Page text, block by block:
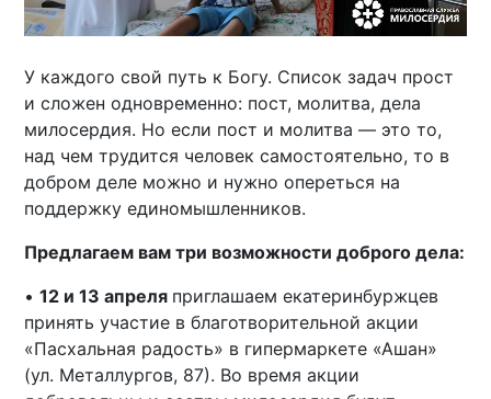
У каждого свой путь к Богу. Список задач прост
и сложен одновременно: пост, молитва, дела
милосердия. Но если пост и молитва — это то,
над чем трудится человек самостоятельно, то в
добром деле можно и нужно опереться на
поддержку единомышленников.
Предлагаем вам три возможности доброго дела:
•12 и 13 апреля приглашаем екатеринбуржцев
принять участие в благотворительной акции
«Пасхальная радость» в гипермаркете «Ашан»
(ул. Металлургов, 87). Во время акции